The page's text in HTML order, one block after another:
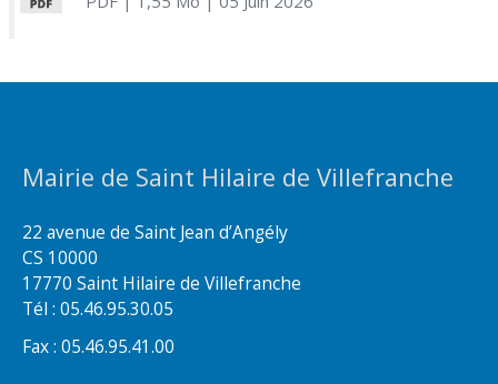
Mairie de Saint Hilaire de Villefranche
22 avenue de Saint Jean d’Angély
CS 10000
17770 Saint Hilaire de Villefranche
Tél : 05.46.95.30.05
Fax : 05.46.95.41.00